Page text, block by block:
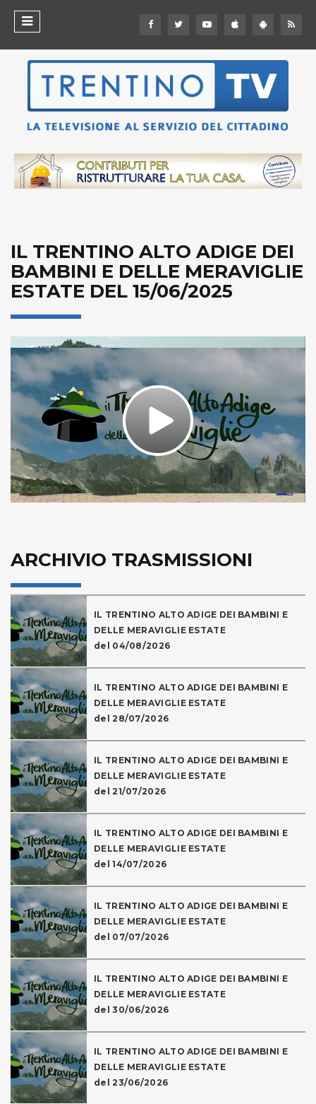
IL TRENTINO ALTO ADIGE DEI
BAMBINI E DELLE MERAVIGLIE
ESTATE DEL 15/06/2025
Play
Video
ARCHIVIO TRASMISSIONI
IL TRENTINO ALTO ADIGE DEI BAMBINI E
DELLE MERAVIGLIE ESTATE
del 04/08/2026
IL TRENTINO ALTO ADIGE DEI BAMBINI E
DELLE MERAVIGLIE ESTATE
del 28/07/2026
IL TRENTINO ALTO ADIGE DEI BAMBINI E
DELLE MERAVIGLIE ESTATE
del 21/07/2026
IL TRENTINO ALTO ADIGE DEI BAMBINI E
DELLE MERAVIGLIE ESTATE
del 14/07/2026
IL TRENTINO ALTO ADIGE DEI BAMBINI E
DELLE MERAVIGLIE ESTATE
del 07/07/2026
IL TRENTINO ALTO ADIGE DEI BAMBINI E
DELLE MERAVIGLIE ESTATE
del 30/06/2026
IL TRENTINO ALTO ADIGE DEI BAMBINI E
DELLE MERAVIGLIE ESTATE
del 23/06/2026